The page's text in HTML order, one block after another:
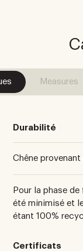
Measures
Durabilité
Chêne
Pour la phase
été minimisé et
étant 100%
Certificats